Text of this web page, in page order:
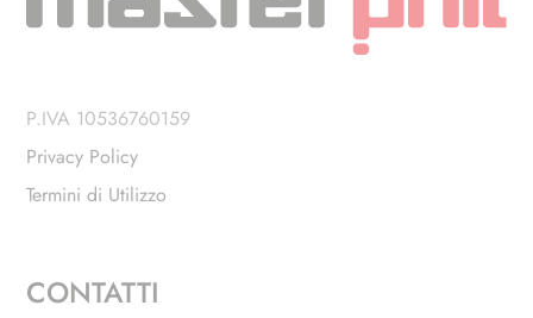
P.IVA 10536760159
Privacy Policy
Termini di Utilizzo
CONTATTI